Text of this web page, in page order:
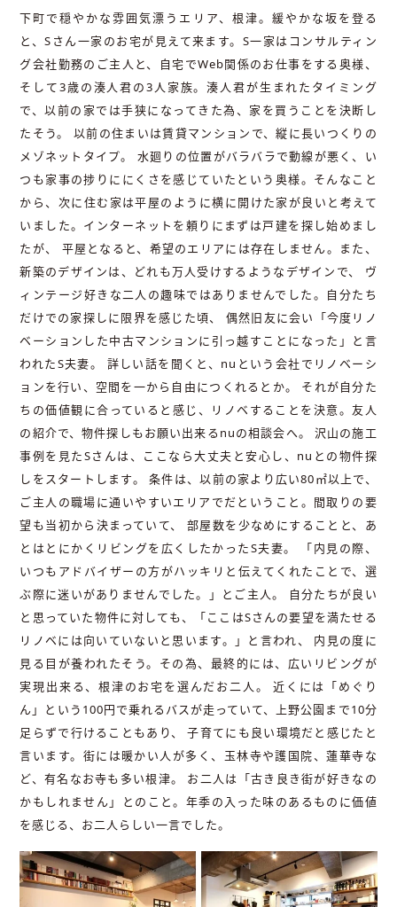
下町で穏やかな雰囲気漂うエリア、根津。緩やかな坂を登る
と、Sさん一家のお宅が見えて来ます。S一家はコンサルティン
グ会社勤務のご主人と、自宅でWeb関係のお仕事をする奥様、
そして3歳の湊人君の3人家族。湊人君が生まれたタイミング
で、以前の家では手狭になってきた為、家を買うことを決断し
たそう。 以前の住まいは賃貸マンションで、縦に長いつくりの
メゾネットタイプ。 水廻りの位置がバラバラで動線が悪く、い
つも家事の捗りににくさを感じていたという奥様。そんなこと
から、次に住む家は平屋のように横に開けた家が良いと考えて
いました。インターネットを頼りにまずは戸建を探し始めまし
たが、 平屋となると、希望のエリアには存在しません。また、
新築のデザインは、どれも万人受けするようなデザインで、 ヴ
ィンテージ好きな二人の趣味ではありませんでした。自分たち
だけでの家探しに限界を感じた頃、 偶然旧友に会い「今度リノ
ベーションした中古マンションに引っ越すことになった」と言
われたS夫妻。 詳しい話を聞くと、nuという会社でリノベーシ
ョンを行い、空間を一から自由につくれるとか。 それが自分た
ちの価値観に合っていると感じ、リノベすることを決意。友人
の紹介で、物件探しもお願い出来るnuの相談会へ。 沢山の施工
事例を見たSさんは、ここなら大丈夫と安心し、nuとの物件探
しをスタートします。 条件は、以前の家より広い80㎡以上で、
ご主人の職場に通いやすいエリアでだということ。間取りの要
望も当初から決まっていて、 部屋数を少なめにすることと、あ
とはとにかくリビングを広くしたかったS夫妻。 「内見の際、
いつもアドバイザーの方がハッキリと伝えてくれたことで、選
ぶ際に迷いがありませんでした。」とご主人。 自分たちが良い
と思っていた物件に対しても、「ここはSさんの要望を満たせる
リノベには向いていないと思います。」と言われ、 内見の度に
見る目が養われたそう。その為、最終的には、広いリビングが
実現出来る、根津のお宅を選んだお二人。 近くには「めぐり
ん」という100円で乗れるバスが走っていて、上野公園まで10分
足らずで行けることもあり、 子育てにも良い環境だと感じたと
言います。街には暖かい人が多く、玉林寺や護国院、蓮華寺な
ど、有名なお寺も多い根津。 お二人は「古き良き街が好きなの
かもしれません」とのこと。年季の入った味のあるものに価値
を感じる、お二人らしい一言でした。